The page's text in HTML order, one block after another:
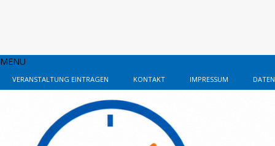
MENU
VERANSTALTUNG EINTRAGEN KONTAKT IMPRESSUM